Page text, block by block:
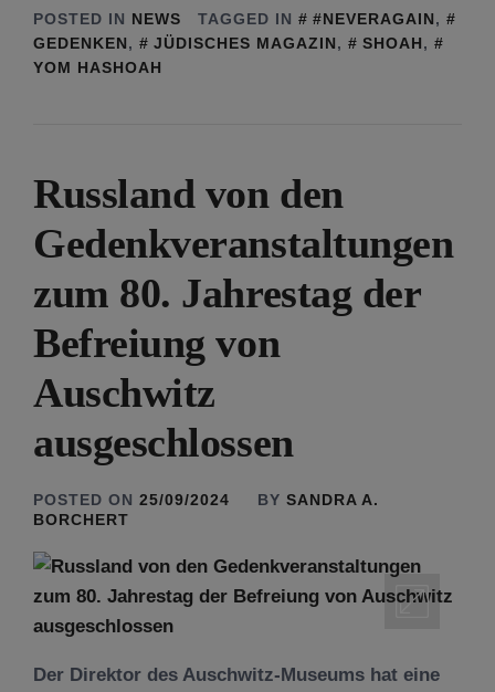
POSTED IN NEWS TAGGED IN #NEVERAGAIN,
GEDENKEN, JÜDISCHES MAGAZIN, SHOAH,
YOM HASHOAH
Russland von den
Gedenkveranstaltungen
zum 80. Jahrestag der
Befreiung von
Auschwitz
ausgeschlossen
POSTED ON 25/09/2024 BY SANDRA A.
BORCHERT
Der Direktor des Auschwitz-Museums hat eine